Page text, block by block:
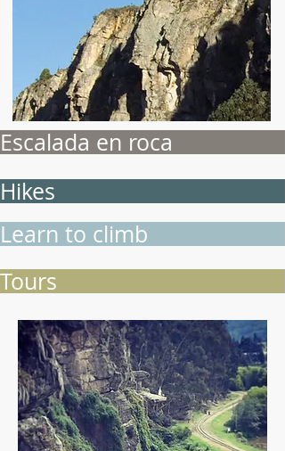
Escalada en roca
Hikes
Learn to climb
Tours